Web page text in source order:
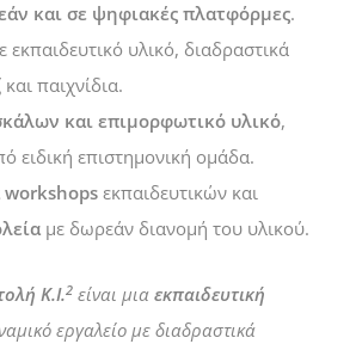
και σε ψηφιακές πλατφόρμες.
εκπαιδευτικό υλικό, διαδραστικά
παιχνίδια.
και επιμορφωτικό υλικό,
ειδική επιστημονική ομάδα.
workshops εκπαιδευτικών και
με δωρεάν διανομή του υλικού.
Κ.Ι.2 είναι μια εκπαιδευτική
εργαλείο με διαδραστικά